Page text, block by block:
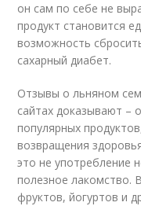
он сам по себе не
продукт становится
возможность
сахарный диабет.
Отзывы о льняном
сайтах доказывают –
популярных
возвращения
это не употребление
полезное лакомство.
фруктов, йогуртов и